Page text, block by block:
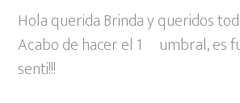
Hola querida Brinda y queridos
Acabo de hacer el 1º umbral, es
senti!!!